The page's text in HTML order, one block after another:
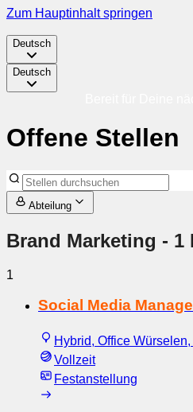
Zum Hauptinhalt springen
Deutsch
Deutsch
Offene Stellen
Abteilung
Brand Marketing - 1
1
Social Media
Hybrid, Office
Vollzeit
Festanstellung